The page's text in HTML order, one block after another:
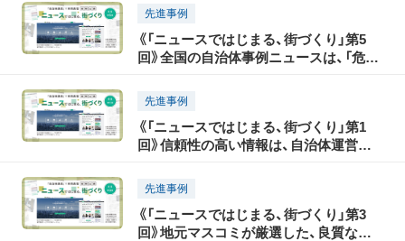
先進事例
《「ニュースではじまる、街づくり」第5
回》全国の自治体事例ニュースは、「危機
先進事例
《「ニュースではじまる、街づくり」第1
回》信頼性の高い情報は、自治体運営の
先進事例
《「ニュースではじまる、街づくり」第3
回》地元マスコミが厳選した、良質な地